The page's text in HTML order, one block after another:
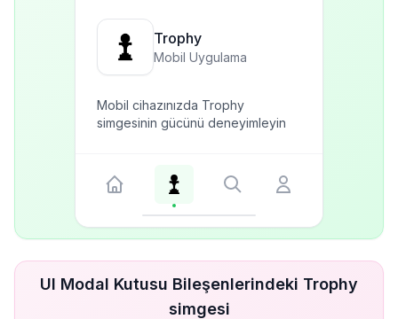
Trophy
Mobil Uygulama
Mobil cihazınızda Trophy
simgesinin gücünü deneyimleyin
UI Modal Kutusu Bileşenlerindeki Trophy
simgesi